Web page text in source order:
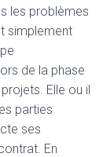
les problèmes
simplement
de la phase
Elle ou il
parties
ses
En